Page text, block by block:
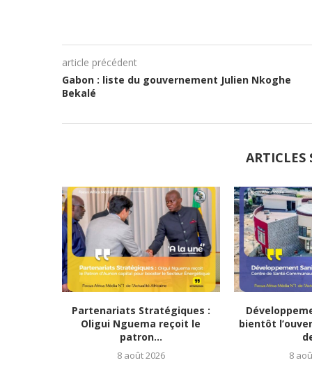
article précédent
Gabon : liste du gouvernement Julien Nkoghe
Bekalé
ARTICLES
Partenariats Stratégiques :
Oligui Nguema reçoit le
patron...
8 août 2026
bientôt
8